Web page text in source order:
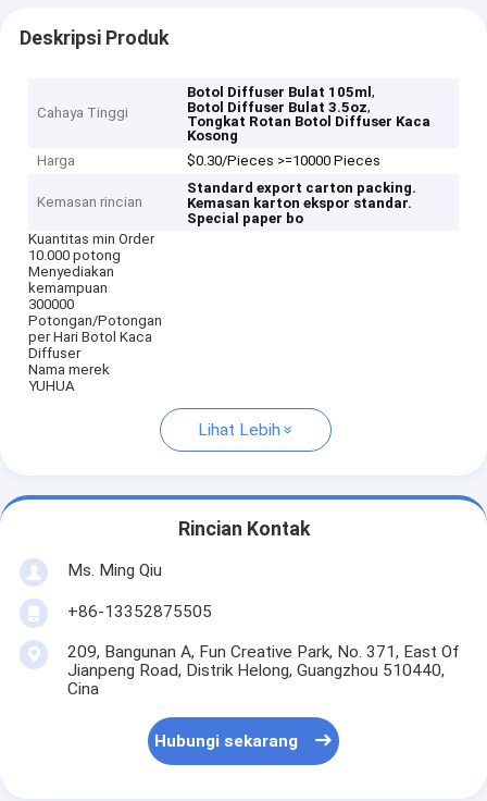
Deskripsi Produk
Cahaya Tinggi
Botol Diffuser Bulat 105ml,
Botol Diffuser Bulat 3.5oz,
Tongkat Rotan Botol Diffuser Kaca
Kosong
Harga
$0.30/Pieces >=10000 Pieces
Kemasan rincian
Standard export carton packing.
Kemasan karton ekspor standar.
Special paper bo
Kuantitas min Order
10.000 potong
Menyediakan
kemampuan
300000
Potongan/Potongan
per Hari Botol Kaca
Diffuser
Nama merek
YUHUA
Lihat Lebih
Rincian Kontak
Ms. Ming Qiu
+86-13352875505
209, Bangunan A, Fun Creative Park, No. 371, East Of
Jianpeng Road, Distrik Helong, Guangzhou 510440,
Cina
Hubungi sekarang